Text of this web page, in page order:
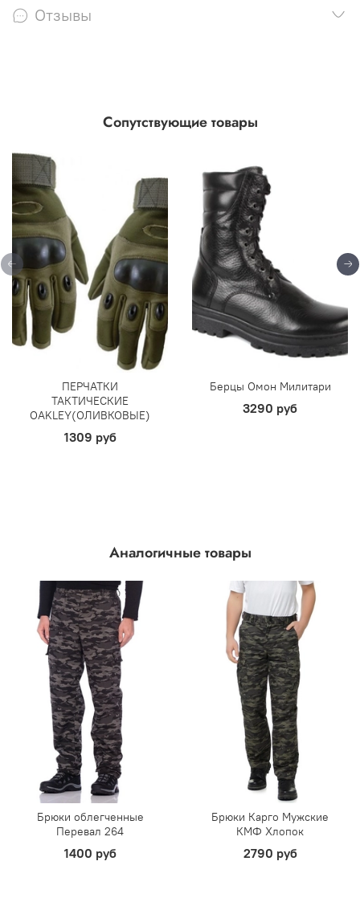
Отзывы
Сопутствующие товары
ПЕРЧАТКИ
ТАКТИЧЕСКИЕ
OAKLEY(ОЛИВКОВЫЕ)
1309 руб
Берцы Омон Милитари
3290 руб
Аналогичные товары
Брюки облегченные
Перевал 264
1400 руб
Брюки Карго Мужские
КМФ Хлопок
2790 руб